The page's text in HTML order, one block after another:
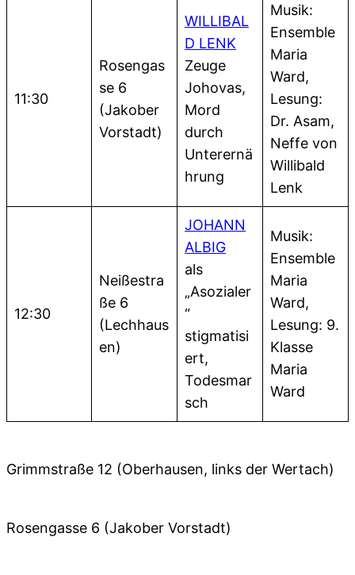
11:30
Rosengas
se 6
(Jakober
Vorstadt)
WILLIBAL
D LENK
Zeuge
Johovas,
Mord
durch
Unterernä
hrung
Musik:
Ensemble
Maria
Ward,
Lesung:
Dr. Asam,
Neffe von
Willibald
Lenk
12:30
Neißestra
ße 6
(Lechhaus
en)
JOHANN
ALBIG
als
„Asozialer
“
stigmatisi
ert,
Todesmar
sch
Musik:
Ensemble
Maria
Ward,
Lesung: 9.
Klasse
Maria
Ward
Grimmstraße 12 (Oberhausen, links der Wertach)
Rosengasse 6 (Jakober Vorstadt)